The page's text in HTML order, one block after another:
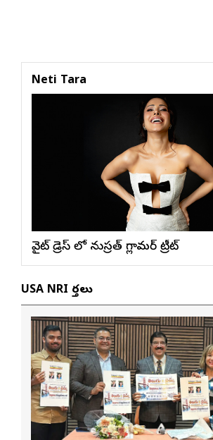
Neti Tara
వైట్ డ్రెస్ లో నుస్ర‌త్ గ్లామ‌ర్ ట్రీట్
USA NRI వార్తలు